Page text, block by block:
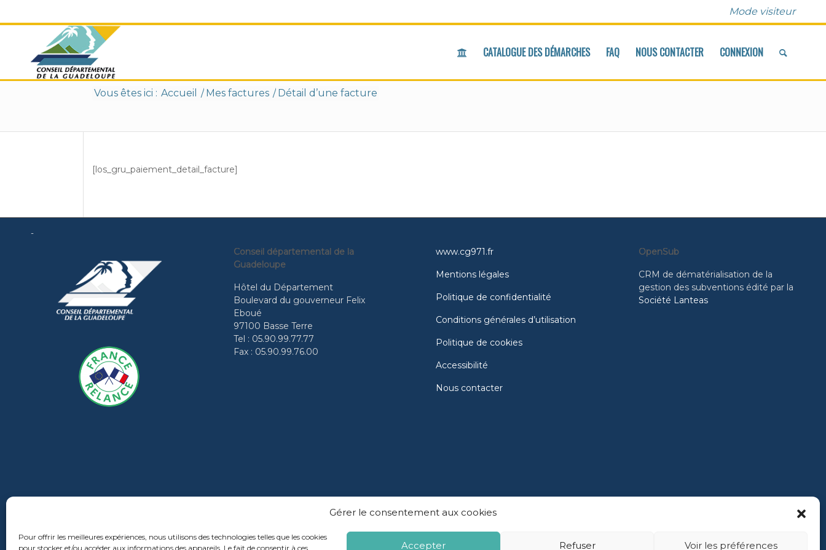
Fenêtre
chat
Mode visiteur
CATALOGUE DES DÉMARCHES FAQ NOUS CONTACTER CONNEXION
Vous êtes ici : Accueil / Mes factures / Détail d’une facture
[los_gru_paiement_detail_facture]
Conseil départemental de la
Guadeloupe
Hôtel du Département
Boulevard du gouverneur Felix
Eboué
97100 Basse Terre
Tel : 05.90.99.77.77
Fax : 05.90.99.76.00
www.cg971.fr
Mentions légales
Politique de confidentialité
Conditions générales d’utilisation
Politique de cookies
Accessibilité
Nous contacter
OpenSub
CRM de dématérialisation de la
gestion des subventions édité par la
Société Lanteas
-
Gérer le consentement aux cookies
Pour offrir les meilleures expériences, nous utilisons des technologies telles que les cookies
pour stocker et/ou accéder aux informations des appareils. Le fait de consentir à ces
Accepter Refuser Voir les préférences